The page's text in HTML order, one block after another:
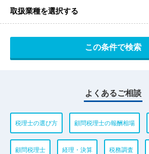
取扱業種を選択する
よくあるご相談
税理士の選び方 顧問税理士の報酬相場
顧問税理士 経理・決算 税務調査